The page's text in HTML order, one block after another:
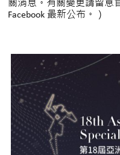
關消息。有關變更請留意
Facebook 最新公布。）